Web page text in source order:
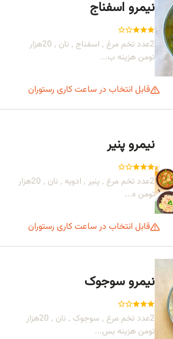
نیمرو اسفناج
2عدد تخم مرغ , اسفناج , نان , 20هزار
تومن هزینه ب...
قابل انتخاب در ساعت کاری رستوران
نیمرو پنیر
2عدد تخم مرغ , پنیر , ادویه , نان , 20هزار
تومن ه...
قابل انتخاب در ساعت کاری رستوران
نیمرو سوجوک
2عدد تخم مرغ , سوجوک , نان , 20هزار
تومن هزینه بس...